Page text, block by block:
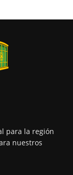
para la región
nuestros